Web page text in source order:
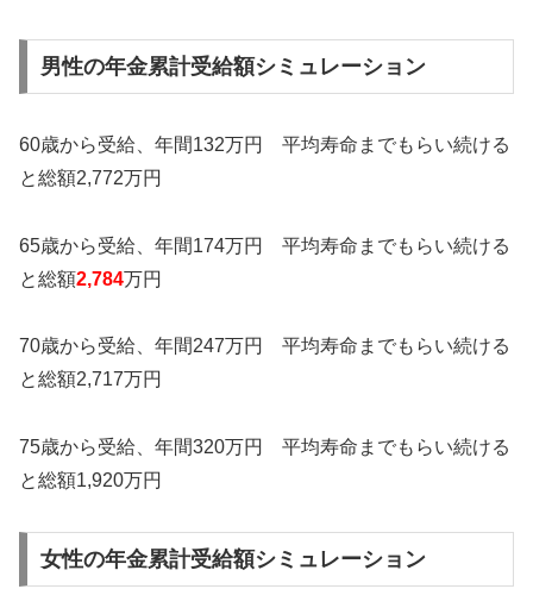
男性の年金累計受給額シミュレーション
60歳から受給、年間132万円 平均寿命までもらい続ける
と総額2,772万円
65歳から受給、年間174万円 平均寿命までもらい続ける
と総額2,784万円
70歳から受給、年間247万円 平均寿命までもらい続ける
と総額2,717万円
75歳から受給、年間320万円 平均寿命までもらい続ける
と総額1,920万円
女性の年金累計受給額シミュレーション